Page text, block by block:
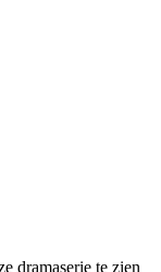
dramaserie te zien